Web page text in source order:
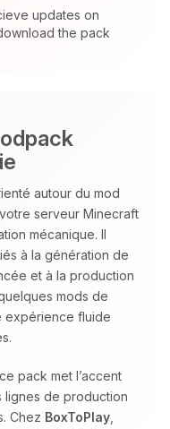
updates on
the pack
autour du mod
serveur Minecraft
mécanique. Il
à la génération de
et à la production
mods de
expérience fluide
pack met l’accent
lignes de production
Chez BoxToPlay